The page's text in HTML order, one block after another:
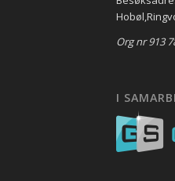
Org nr 913
I